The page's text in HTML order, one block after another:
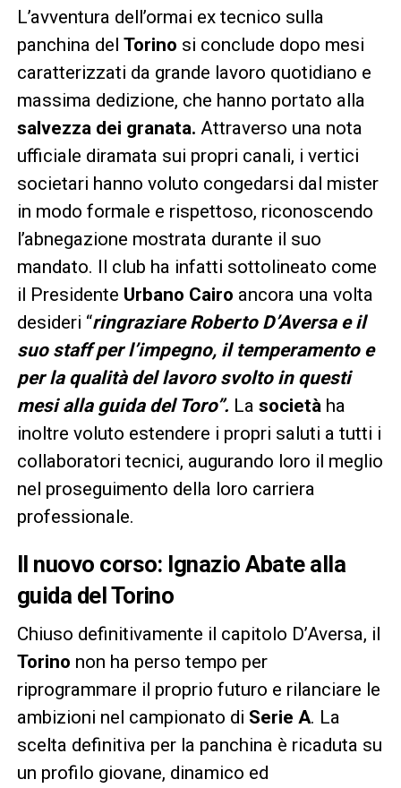
L’avventura dell’ormai ex tecnico sulla
panchina del Torino si conclude dopo mesi
caratterizzati da grande lavoro quotidiano e
massima dedizione, che hanno portato alla
salvezza dei granata. Attraverso una nota
ufficiale diramata sui propri canali, i vertici
societari hanno voluto congedarsi dal mister
in modo formale e rispettoso, riconoscendo
l’abnegazione mostrata durante il suo
mandato. Il club ha infatti sottolineato come
il Presidente Urbano Cairo ancora una volta
desideri “ringraziare Roberto D’Aversa e il
suo staff per l’impegno, il temperamento e
per la qualità del lavoro svolto in questi
mesi alla guida del Toro”. La società ha
inoltre voluto estendere i propri saluti a tutti i
collaboratori tecnici, augurando loro il meglio
nel proseguimento della loro carriera
professionale.
Il nuovo corso: Ignazio Abate alla
guida del Torino
Chiuso definitivamente il capitolo D’Aversa, il
Torino non ha perso tempo per
riprogrammare il proprio futuro e rilanciare le
ambizioni nel campionato di Serie A. La
scelta definitiva per la panchina è ricaduta su
un profilo giovane, dinamico ed